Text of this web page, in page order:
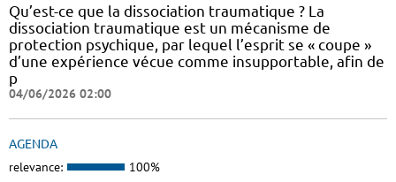
Qu’est-ce que la dissociation traumatique ? La
dissociation traumatique est un mécanisme de
protection psychique, par lequel l’esprit se « coupe »
d’une expérience vécue comme insupportable, afin de
p
04/06/2026 02:00
AGENDA
relevance: 100%